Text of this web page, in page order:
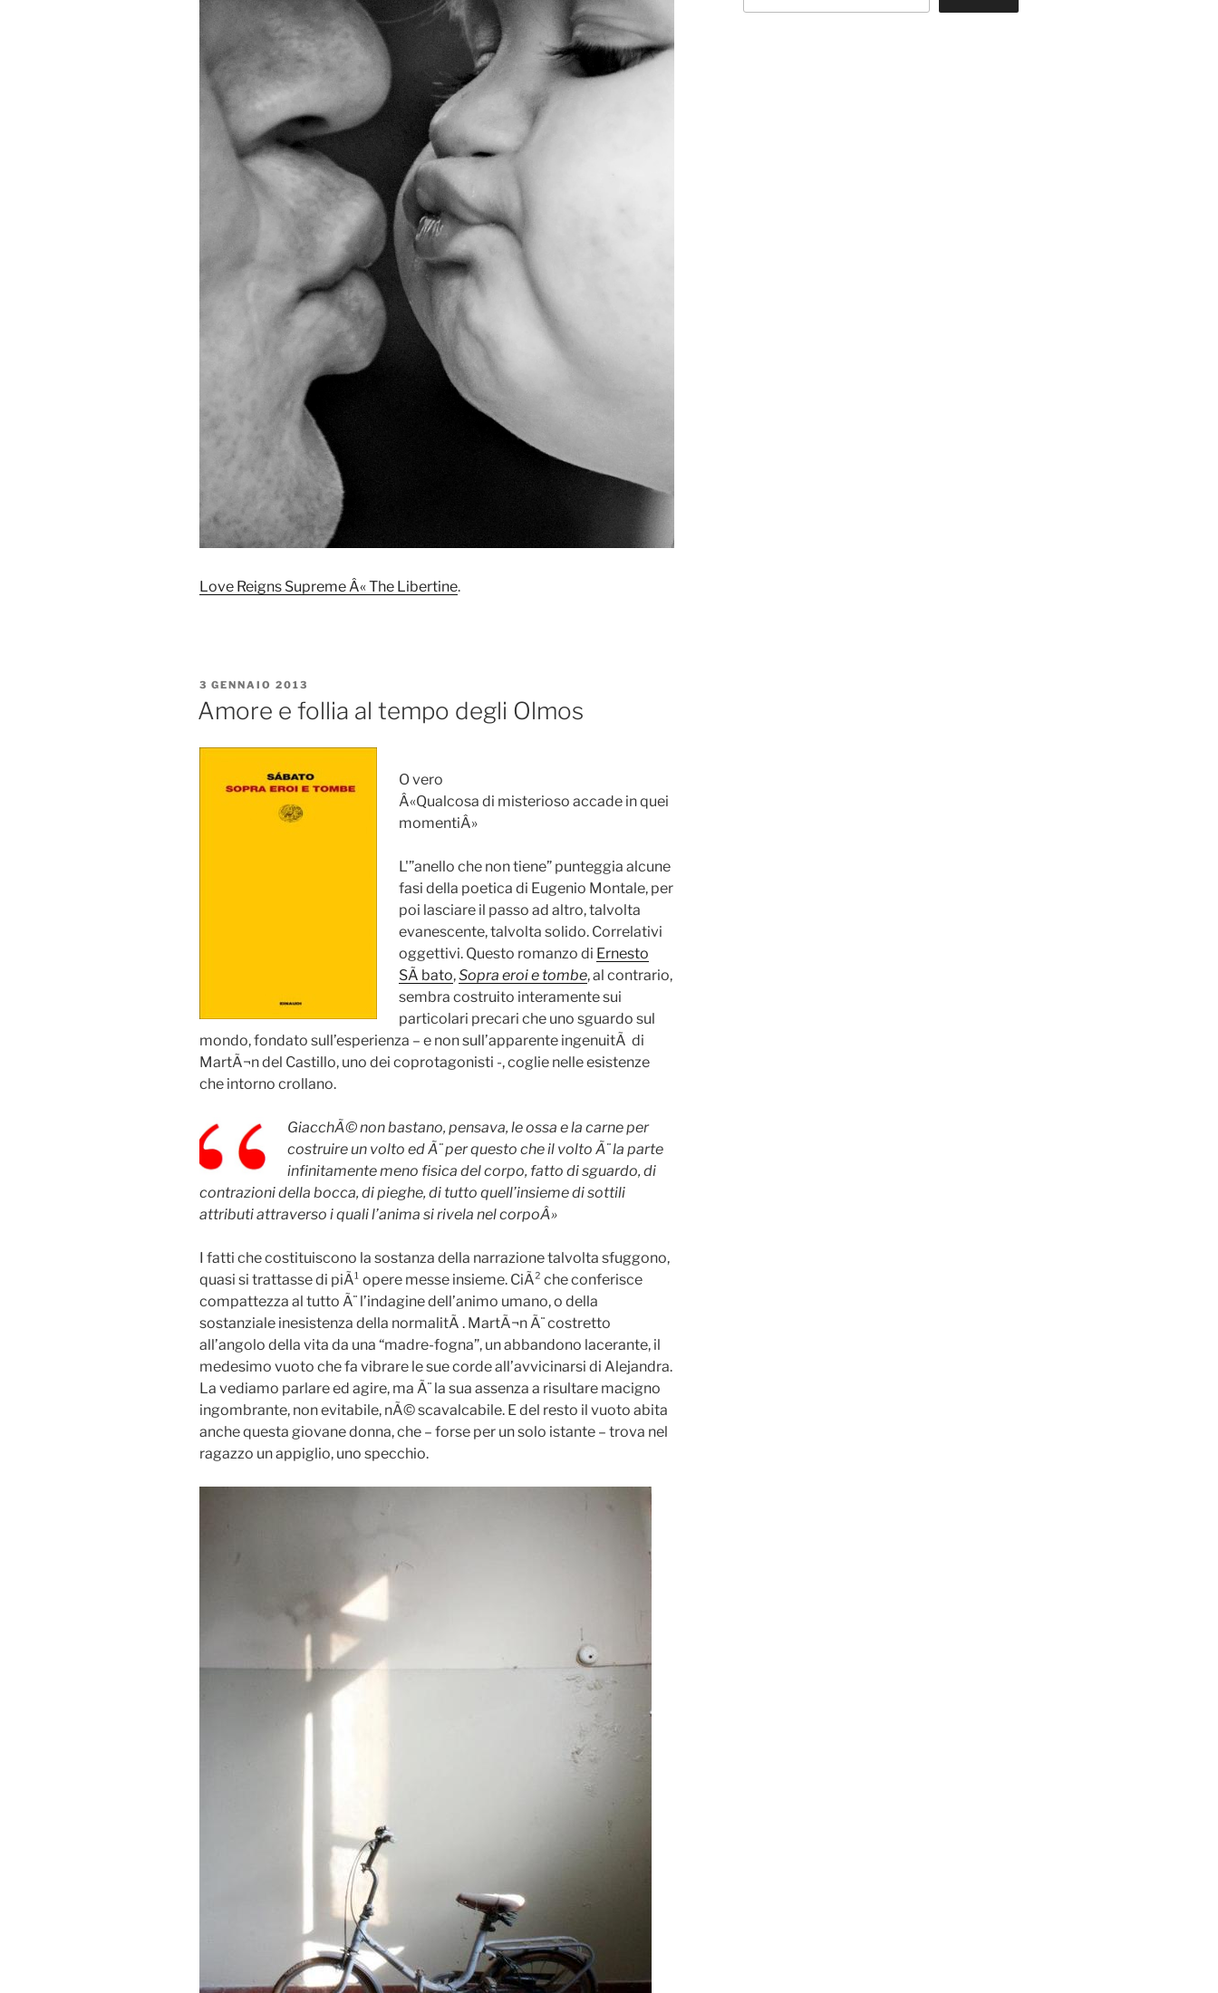
Love Reigns Supreme Â« The Libertine.
PUBBLICATO
IL
3 GENNAIO 2013
Amore e follia al tempo degli Olmos
O vero
Â«Qualcosa di misterioso accade in quei
momentiÂ»
L'”anello che non tiene” punteggia alcune
fasi della poetica di Eugenio Montale, per
poi lasciare il passo ad altro, talvolta
evanescente, talvolta solido. Correlativi
oggettivi. Questo romanzo di Ernesto
SÃ bato,Sopra eroi e tombe, al contrario,
sembra costruito interamente sui
particolari precari che uno sguardo sul
mondo, fondato sull’esperienza – e non sull’apparente ingenuitÃ di
MartÃ¬n del Castillo, uno dei coprotagonisti -, coglie nelle esistenze
che intorno crollano.
GiacchÃ© non bastano, pensava, le ossa e la carne per
costruire un volto ed Ã¨ per questo che il volto Ã¨ la parte
infinitamente meno fisica del corpo, fatto di sguardo, di
contrazioni della bocca, di pieghe, di tutto quell’insieme di sottili
attributi attraverso i quali l’anima si rivela nel corpoÂ»
I fatti che costituiscono la sostanza della narrazione talvolta sfuggono,
quasi si trattasse di piÃ¹ opere messe insieme. CiÃ² che conferisce
compattezza al tutto Ã¨ l’indagine dell’animo umano, o della
sostanziale inesistenza della normalitÃ . MartÃ¬n Ã¨ costretto
all’angolo della vita da una “madre-fogna”, un abbandono lacerante, il
medesimo vuoto che fa vibrare le sue corde all’avvicinarsi di Alejandra.
La vediamo parlare ed agire, ma Ã¨ la sua assenza a risultare macigno
ingombrante, non evitabile, nÃ© scavalcabile. E del resto il vuoto abita
anche questa giovane donna, che – forse per un solo istante – trova nel
ragazzo un appiglio, uno specchio.